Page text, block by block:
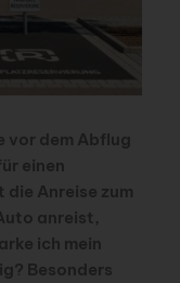
vor dem Abflug
einen
Anreise zum
anreist,
ich mein
Besonders